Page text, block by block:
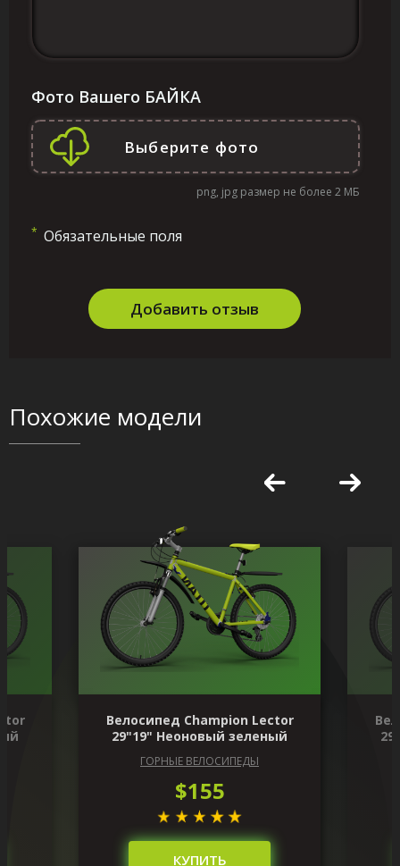
Фото Вашего БАЙКА
png, jpg размер не более 2 МБ
* Обязательные поля
Добавить отзыв
Похожие модели
Велосипед Champion Lector
29"19" Неоновый зеленый
ГОРНЫЕ ВЕЛОСИПЕДЫ
$155
КУПИТЬ